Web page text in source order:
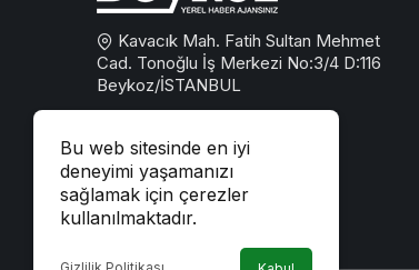
Bu web sitesinde en iyi
deneyimi yaşamanızı
sağlamak için çerezler
kullanılmaktadır.
Kavacık Mah. Fatih Sultan Mehmet
Cad. Tonoğlu İş Merkezi No:3/4 D:116
Beykoz/İSTANBUL
beykozguncel@gmail.com
iletisim@beykozguncel.com